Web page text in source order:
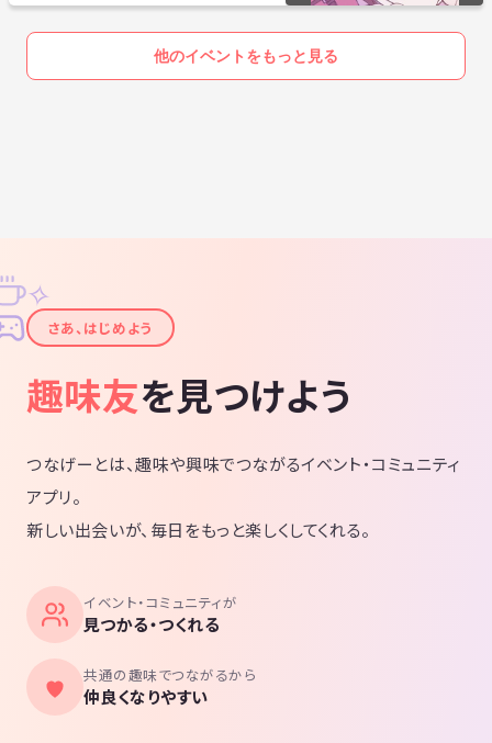
他のイベントをもっと見る
✦
✧
さあ、はじめよう
趣味友を見つけよう
つなげーとは、趣味や興味でつながるイベント・コミュニティ
アプリ。
新しい出会いが、毎日をもっと楽しくしてくれる。
イベント・コミュニティが
見つかる・つくれる
共通の趣味でつながるから
仲良くなりやすい